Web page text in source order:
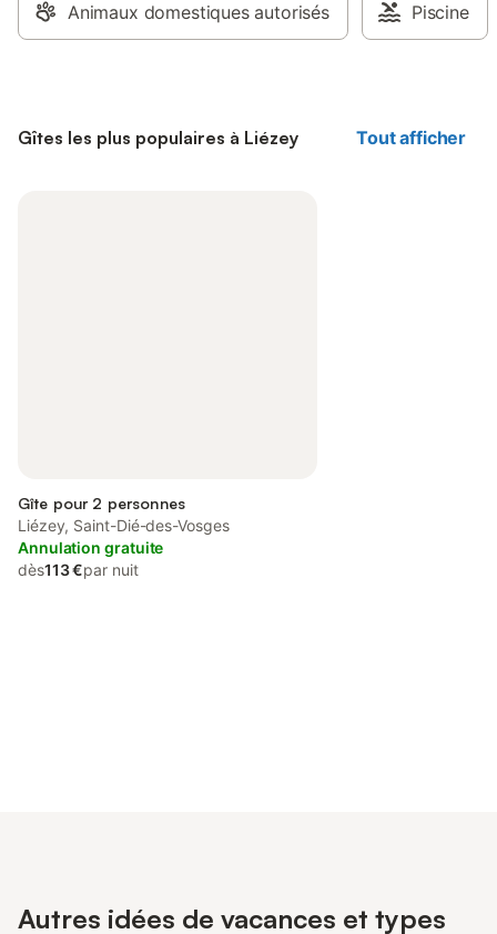
Animaux domestiques autorisés Piscine
Gîtes les plus populaires à Liézey Tout afficher
Gîte pour 2 personnes
Liézey, Saint-Dié-des-Vosges
Annulation gratuite
dès113 €par nuit
Autres idées de vacances et types